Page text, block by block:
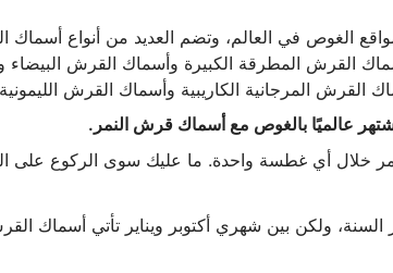
الغوص في العالم، وتضم العديد من أنواع
القرش المطرقة الكبيرة وأسماك القرش البيضاء
المرجانية الكاريبية وأسماك القرش
عالميًا بالغوص مع أسماك قرش النمر.
إلى 17 سمكة قرش نمر خلال أي غطسة واحدة. ما عليك سوى
ولكن بين شهري أكتوبر ويناير تأتي أسماك